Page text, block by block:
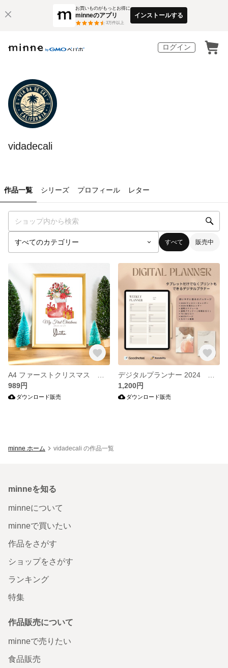
お買いものがもっとお得に
minneのアプリ
3万件以上
インストールする
ログイン
vidadecali
作品一覧 シリーズ プロフィール レター
すべて 販売中
989円
ダウンロード販売
1,200円
ダウンロード販売
minne ホーム vidadecali の作品一覧
minneを知る
minneについて
minneで買いたい
作品をさがす
ショップをさがす
ランキング
特集
作品販売について
minneで売りたい
食品販売